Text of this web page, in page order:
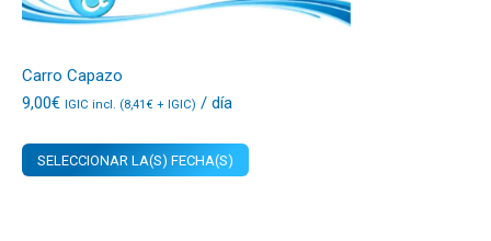
Carro Capazo
9,00€ IGIC incl. (8,41 € + IGIC) / día
SELECCIONAR LA(S) FECHA(S)